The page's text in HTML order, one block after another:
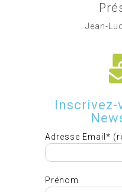
Jean-
Inscrivez-
Adresse Email*
Prénom